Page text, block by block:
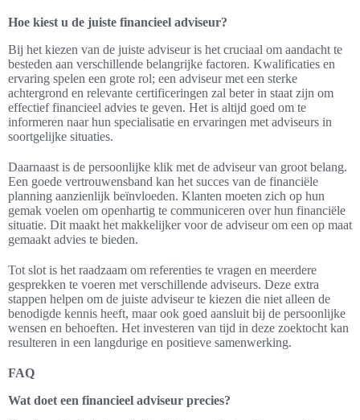
Hoe kiest u de juiste financieel adviseur?
Bij het kiezen van de juiste adviseur is het cruciaal om aandacht te
besteden aan verschillende belangrijke factoren. Kwalificaties en
ervaring spelen een grote rol; een adviseur met een sterke
achtergrond en relevante certificeringen zal beter in staat zijn om
effectief financieel advies te geven. Het is altijd goed om te
informeren naar hun specialisatie en ervaringen met adviseurs in
soortgelijke situaties.
Daarnaast is de persoonlijke klik met de adviseur van groot belang.
Een goede vertrouwensband kan het succes van de financiële
planning aanzienlijk beïnvloeden. Klanten moeten zich op hun
gemak voelen om openhartig te communiceren over hun financiële
situatie. Dit maakt het makkelijker voor de adviseur om een op maat
gemaakt advies te bieden.
Tot slot is het raadzaam om referenties te vragen en meerdere
gesprekken te voeren met verschillende adviseurs. Deze extra
stappen helpen om de juiste adviseur te kiezen die niet alleen de
benodigde kennis heeft, maar ook goed aansluit bij de persoonlijke
wensen en behoeften. Het investeren van tijd in deze zoektocht kan
resulteren in een langdurige en positieve samenwerking.
FAQ
Wat doet een financieel adviseur precies?